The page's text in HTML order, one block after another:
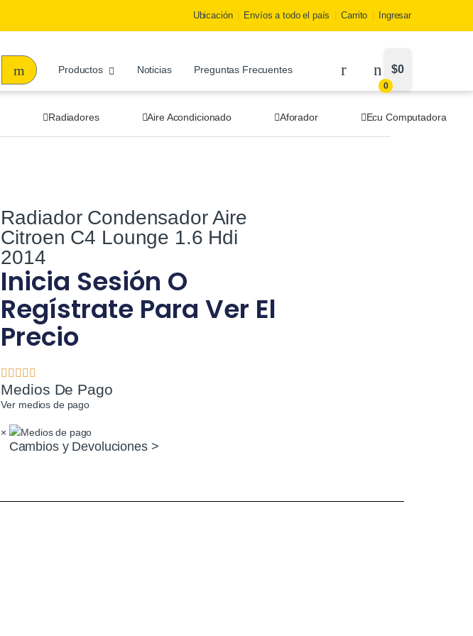
Ubicación Envíos a todo el país Carrito Ingresar
Productos Noticias Preguntas Frecuentes
0
$0
Radiadores Aire Acondicionado Aforador Ecu Computadora
Radiador Condensador Aire
Citroen C4 Lounge 1.6 Hdi
2014
Inicia Sesión O
Regístrate Para Ver El
Precio
Medios De Pago
Ver medios de pago
×
Cambios y Devoluciones >